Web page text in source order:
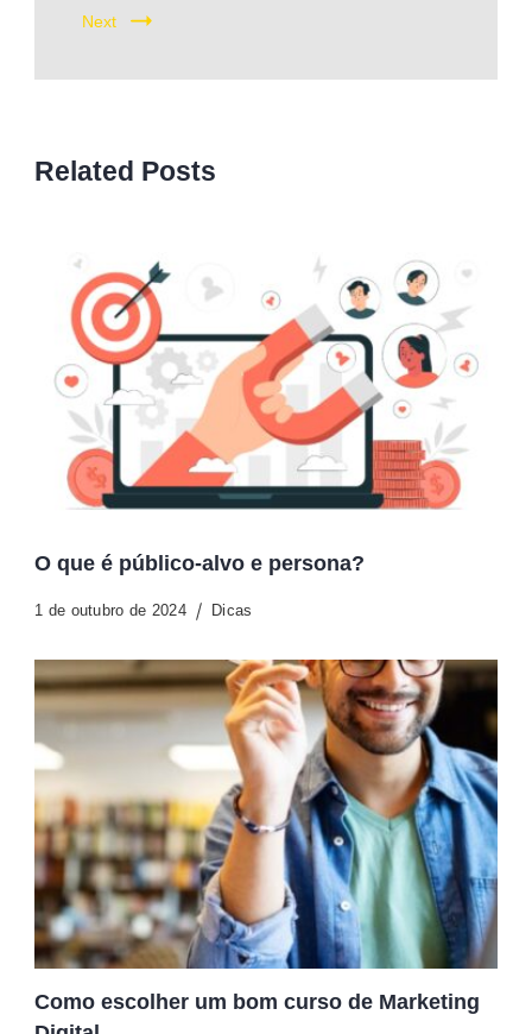
Next
Related Posts
O que é público-alvo e persona?
1 de outubro de 2024 Dicas
Como escolher um bom curso de Marketing